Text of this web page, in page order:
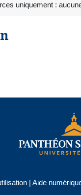
uniquement :
| Aide